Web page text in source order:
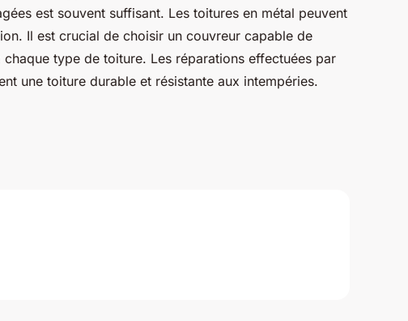
est souvent suffisant. Les toitures en métal peuvent
Il est crucial de choisir un couvreur capable de
type de toiture. Les réparations effectuées par
une toiture durable et résistante aux intempéries.